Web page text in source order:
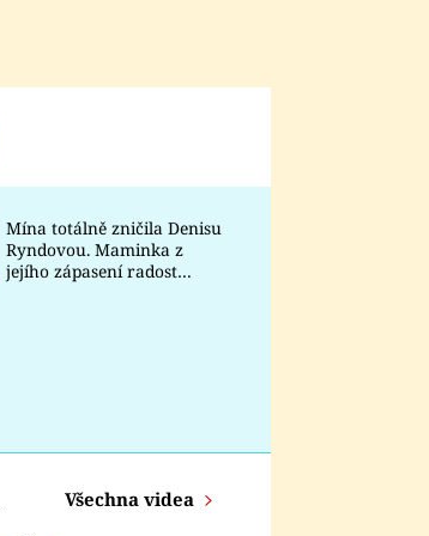
Prima Lajk
Sledujte nás
Mína totálně zničila Denisu
Ryndovou. Maminka z
jejího zápasení radost
Všechna videa